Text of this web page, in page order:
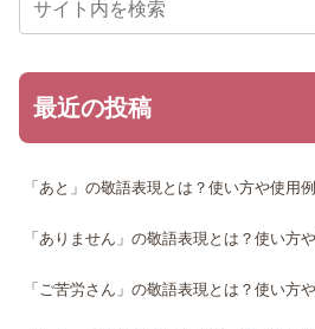
最近の投稿
「あと」の敬語表現とは？使い方や使用
「ありません」の敬語表現とは？使い方
「ご苦労さん」の敬語表現とは？使い方